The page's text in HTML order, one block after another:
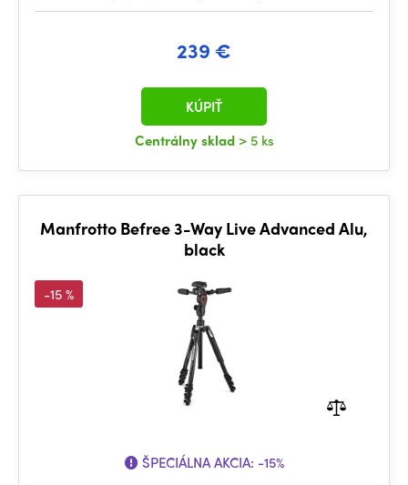
239 €
Centrálny sklad > 5 ks
KÚPIŤ
Manfrotto Befree 3-Way Live Advanced Alu,
black
-15 %
ŠPECIÁLNA AKCIA: -15%